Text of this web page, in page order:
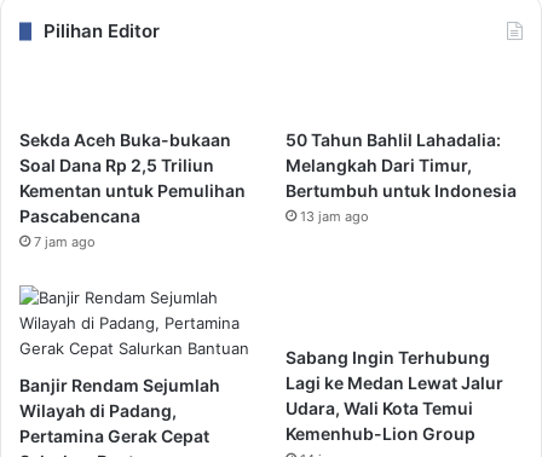
Pilihan Editor
Sekda Aceh Buka-bukaan
Soal Dana Rp 2,5 Triliun
Kementan untuk Pemulihan
Pascabencana
7 jam ago
50 Tahun Bahlil Lahadalia:
Melangkah Dari Timur,
Bertumbuh untuk Indonesia
13 jam ago
Banjir Rendam Sejumlah
Wilayah di Padang,
Pertamina Gerak Cepat
Sabang Ingin Terhubung
Lagi ke Medan Lewat Jalur
Udara, Wali Kota Temui
Kemenhub-Lion Group